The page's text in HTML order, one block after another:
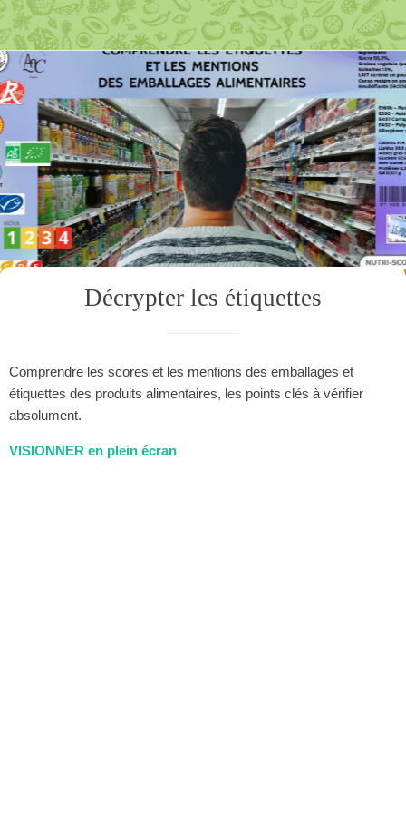
Décrypter les étiquettes
Comprendre les scores et les mentions des emballages et
étiquettes des produits alimentaires, les points clés à vérifier
absolument.
VISIONNER en plein écran